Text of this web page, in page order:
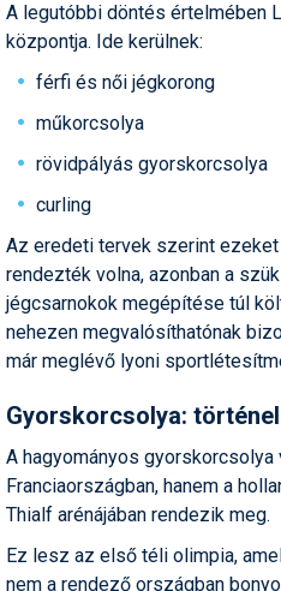
A legutóbbi döntés értelmében
központja. Ide kerülnek:
férfi és női jégkorong
műkorcsolya
rövidpályás gyorskorcsolya
curling
Az eredeti tervek szerint
rendezték volna, azonban a
jégcsarnokok megépítése túl
nehezen megvalósíthatónak
már meglévő lyoni
Gyorskorcsolya:
A hagyományos gyorskorcsolya
Franciaországban, hanem a
Thialf arénájában rendezik meg.
Ez lesz az első téli olimpia,
nem a rendező országban